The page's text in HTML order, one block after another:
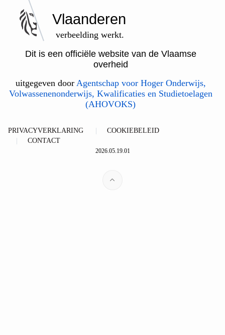
Vlaanderen
verbeelding werkt.
Dit is een officiële website van de Vlaamse
overheid
uitgegeven door Agentschap voor Hoger Onderwijs,
Volwassenenonderwijs, Kwalificaties en Studietoelagen
(AHOVOKS)
PRIVACYVERKLARING
COOKIEBELEID
CONTACT
2026.05.19.01